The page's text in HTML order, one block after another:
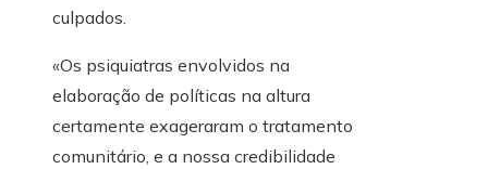
culpados.
«Os psiquiatras envolvidos na
elaboração de políticas na altura
certamente exageraram o tratamento
comunitário, e a nossa credibilidade